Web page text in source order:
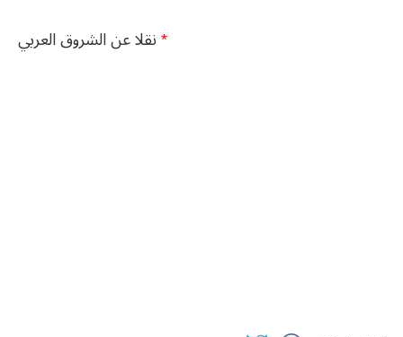
*نقلا عن الشروق العربي